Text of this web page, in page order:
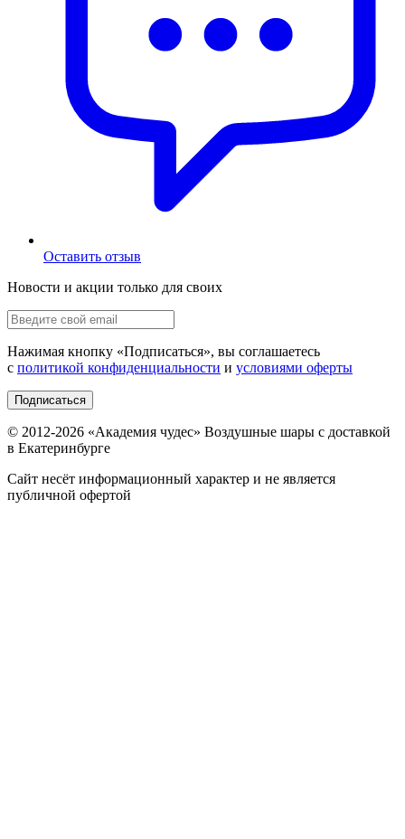
Оставить отзыв
Новости и акции только для своих
Нажимая кнопку «Подписаться», вы соглашаетесь
с политикой конфиденциальности и условиями оферты
Подписаться
© 2012-2026 «Академия чудес» Воздушные шары с доставкой
в Екатеринбурге
Сайт несёт информационный характер и не является
публичной офертой